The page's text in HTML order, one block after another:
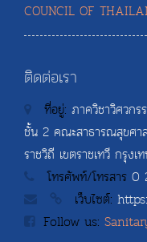
COUNCIL OF
ติดต่อเรา
ที่อยู่: ภาควิชาวิศวก
ชั้น 2 คณะสาธารณสุขศ
ราชวิถี เขตราชเทวี กรุง
โทรศัพท์/โทรสาร 0
เว็บไซต์:
Follow us: